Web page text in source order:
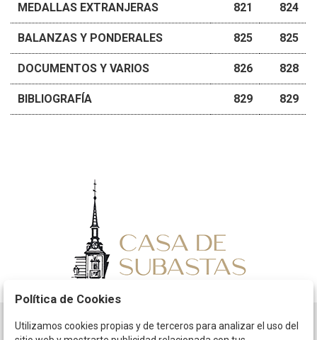
MEDALLAS EXTRANJERAS 821 824
BALANZAS Y PONDERALES 825 825
DOCUMENTOS Y VARIOS 826 828
BIBLIOGRAFÍA 829 829
Horario
Política de Cookies
Utilizamos cookies propias y de terceros para analizar el uso del